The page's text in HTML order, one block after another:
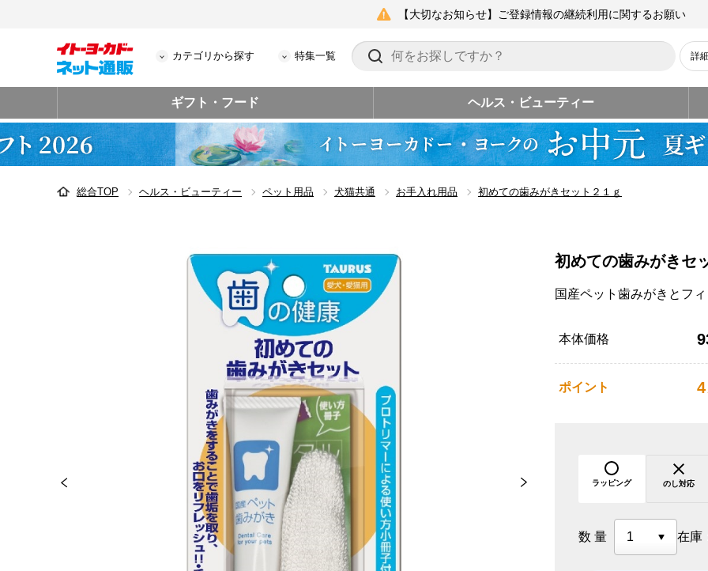
【大切なお知らせ】ご登録情報の継続利用に関するお願い
カテゴリから探す 特集一覧 詳
ギフト・フード ヘルス・ビューティー
総合TOP ヘルス・ビューティー ペット用品 犬猫共通 お手入れ用品 初めての歯みがきセット２１ｇ
初めての歯みがきセ
国産ペット歯みがきとフ
本体価格
ポイント 4
ラッピング のし対応
数量 在庫